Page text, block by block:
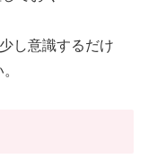
し意識するだけ